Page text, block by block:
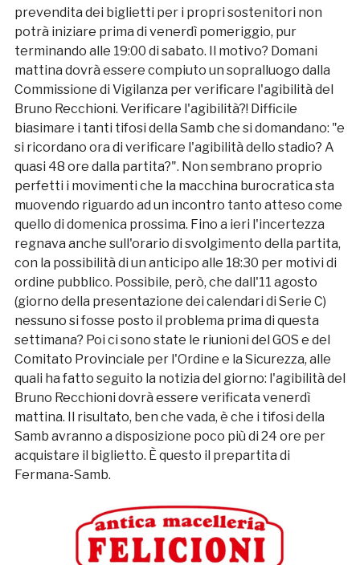
prevendita dei biglietti per i propri sostenitori non
potrà iniziare prima di venerdì pomeriggio, pur
terminando alle 19:00 di sabato. Il motivo? Domani
mattina dovrà essere compiuto un sopralluogo dalla
Commissione di Vigilanza per verificare l'agibilità del
Bruno Recchioni. Verificare l'agibilità?! Difficile
biasimare i tanti tifosi della Samb che si domandano: "e
si ricordano ora di verificare l'agibilità dello stadio? A
quasi 48 ore dalla partita?". Non sembrano proprio
perfetti i movimenti che la macchina burocratica sta
muovendo riguardo ad un incontro tanto atteso come
quello di domenica prossima. Fino a ieri l'incertezza
regnava anche sull'orario di svolgimento della partita,
con la possibilità di un anticipo alle 18:30 per motivi di
ordine pubblico. Possibile, però, che dall'11 agosto
(giorno della presentazione dei calendari di Serie C)
nessuno si fosse posto il problema prima di questa
settimana? Poi ci sono state le riunioni del GOS e del
Comitato Provinciale per l'Ordine e la Sicurezza, alle
quali ha fatto seguito la notizia del giorno: l'agibilità del
Bruno Recchioni dovrà essere verificata venerdì
mattina. Il risultato, ben che vada, è che i tifosi della
Samb avranno a disposizione poco più di 24 ore per
acquistare il biglietto. È questo il prepartita di
Fermana-Samb.